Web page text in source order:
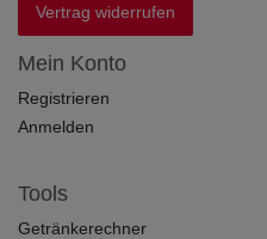
Vertrag widerrufen
Mein Konto
Registrieren
Anmelden
Tools
Getränkerechner